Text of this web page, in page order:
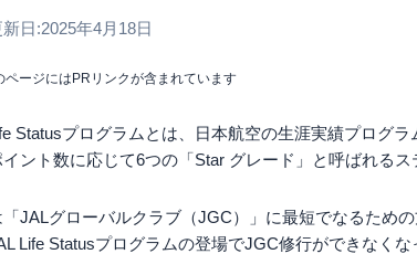
日:2025年4月18日
ページにはPRリンクが含まれています
Statusプログラムとは、日本航空の生涯実績プログ
ント数に応じて6つの「Star グレード」と呼ばれるス
「JALグローバルクラブ（JGC）」に最短でなるため
Life Statusプログラムの登場でJGC修行ができなくな